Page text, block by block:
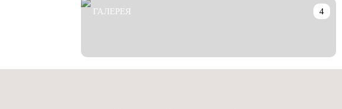
ГАЛЕРЕЯ 4